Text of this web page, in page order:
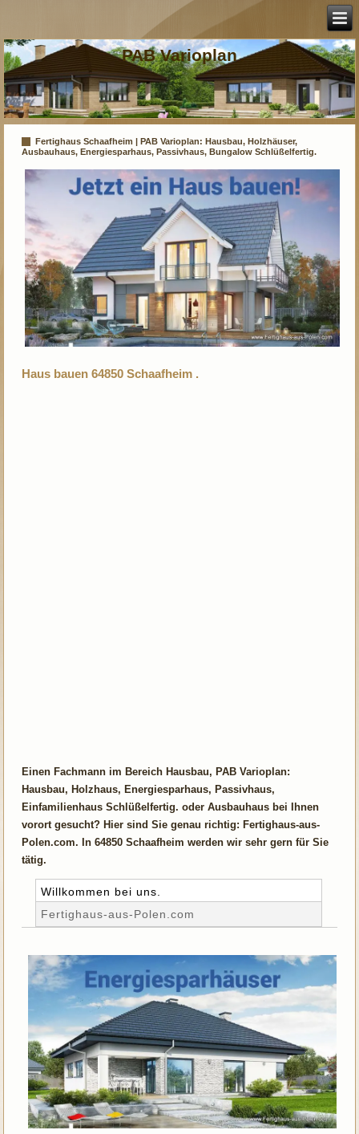
PAB Varioplan
Fertighaus Schaafheim | PAB Varioplan: Hausbau, Holzhäuser,
Ausbauhaus, Energiesparhaus, Passivhaus, Bungalow Schlüßelfertig.
Haus bauen 64850 Schaafheim .
Einen Fachmann im Bereich Hausbau, PAB Varioplan:
Hausbau, Holzhaus, Energiesparhaus, Passivhaus,
Einfamilienhaus Schlüßelfertig. oder Ausbauhaus bei Ihnen
vorort gesucht? Hier sind Sie genau richtig: Fertighaus-aus-
Polen.com. In 64850 Schaafheim werden wir sehr gern für Sie
tätig.
Willkommen bei uns.
Fertighaus-aus-Polen.com